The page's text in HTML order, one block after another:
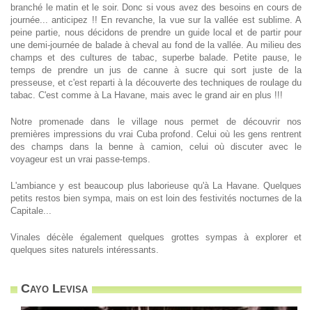
branché le matin et le soir. Donc si vous avez des besoins en cours de
journée... anticipez !! En revanche, la vue sur la vallée est sublime. A
peine partie, nous décidons de prendre un guide local et de partir pour
une demi-journée de balade à cheval au fond de la vallée. Au milieu des
champs et des cultures de tabac, superbe balade. Petite pause, le
temps de prendre un jus de canne à sucre qui sort juste de la
presseuse, et c'est reparti à la découverte des techniques de roulage du
tabac. C'est comme à La Havane, mais avec le grand air en plus !!!
Notre promenade dans le village nous permet de découvrir nos
premières impressions du vrai Cuba profond. Celui où les gens rentrent
des champs dans la benne à camion, celui où discuter avec le
voyageur est un vrai passe-temps.
L'ambiance y est beaucoup plus laborieuse qu'à La Havane. Quelques
petits restos bien sympa, mais on est loin des festivités nocturnes de la
Capitale...
Vinales décèle également quelques grottes sympas à explorer et
quelques sites naturels intéressants.
Cayo Levisa